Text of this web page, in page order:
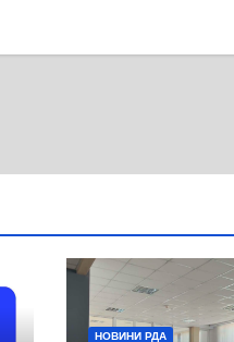
НОВИНИ РДА